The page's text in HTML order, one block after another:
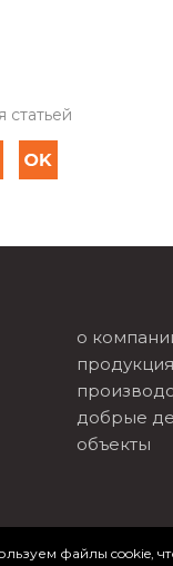
статьей
о
продукция
добрые
объекты
файлы cookie,